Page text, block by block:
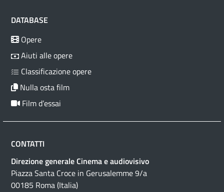
DATABASE
Opere
Aiuti alle opere
Classificazione opere
Nulla osta film
Film d’essai
CONTATTI
Direzione generale Cinema e audiovisivo
Piazza Santa Croce in Gerusalemme 9/a
00185 Roma (Italia)